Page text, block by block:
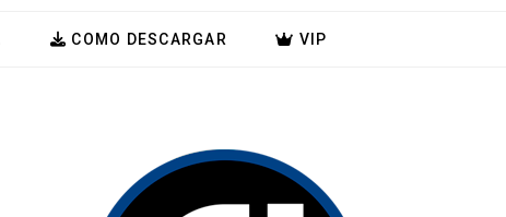
COMO DESCARGAR VIP